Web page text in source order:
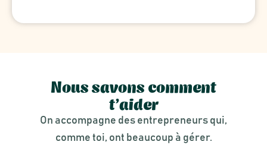
Nous savons comment
t’aider
On accompagne des entrepreneurs qui,
comme toi, ont beaucoup à gérer.